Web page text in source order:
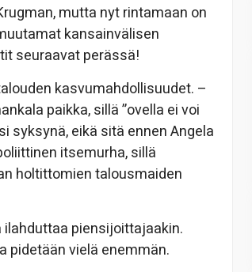
mutta nyt rintamaan on
kansainvälisen
seuraavat perässä!
kasvumahdollisuudet. –
paikka, sillä ”ovella ei voi
syksynä, eikä sitä ennen Angela
itsemurha, sillä
holtittomien talousmaiden
piensijoittajaakin.
pidetään vielä enemmän.